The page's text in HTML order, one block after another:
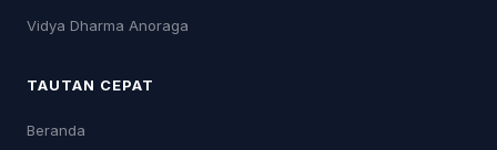
Vidya Dharma Anoraga
TAUTAN CEPAT
Beranda